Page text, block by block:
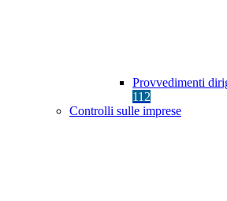
Provvedimenti
112
Controlli sulle imprese